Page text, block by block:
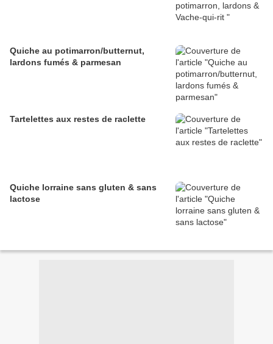
Quiche au potimarron/butternut,
lardons fumés & parmesan
Tartelettes aux restes de raclette
Quiche lorraine sans gluten & sans
lactose